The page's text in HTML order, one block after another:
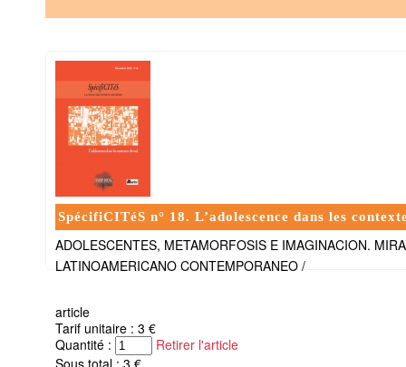
SpécifiCITéS n° 18. L’adolescence dans les
ADOLESCENTES, METAMORFOSIS E IMAGINACION.
LATINOAMERICANO CONTEMPORANEO /
article
Tarif unitaire : 3 €
Quantité :
Retirer l'article
Sous total : 3 €